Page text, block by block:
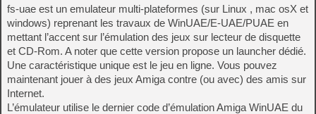
fs-uae est un emulateur multi-plateformes (sur Linux , mac osX et
windows) reprenant les travaux de WinUAE/E-UAE/PUAE en
mettant l’accent sur l’émulation des jeux sur lecteur de disquette
et CD-Rom. A noter que cette version propose un launcher dédié.
Une caractéristique unique est le jeu en ligne. Vous pouvez
maintenant jouer à des jeux Amiga contre (ou avec) des amis sur
Internet.
L’émulateur utilise le dernier code d’émulation Amiga WinUAE du